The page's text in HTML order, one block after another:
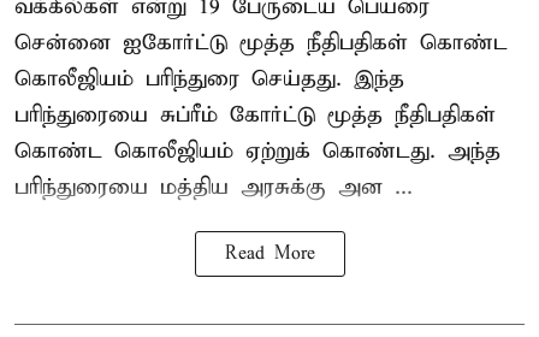
வக்கீல்கள் என்று 19 பேருடைய பெயரை
சென்னை ஐகோர்ட்டு மூத்த நீதிபதிகள் கொண்ட
கொலீஜியம் பரிந்துரை செய்தது. இந்த
பரிந்துரையை சுப்ரீம் கோர்ட்டு மூத்த நீதிபதிகள்
கொண்ட கொலீஜியம் ஏற்றுக் கொண்டது. அந்த
பரிந்துரையை மத்திய அரசுக்கு அன ...
Read More